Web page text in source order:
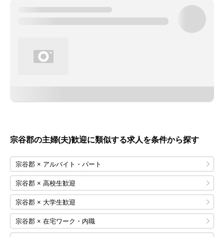
宗谷郡の主婦(夫)歓迎に類似する求人を条件から探す
宗谷郡 × アルバイト・パート
宗谷郡 × 高校生歓迎
宗谷郡 × 大学生歓迎
宗谷郡 × 在宅ワーク・内職